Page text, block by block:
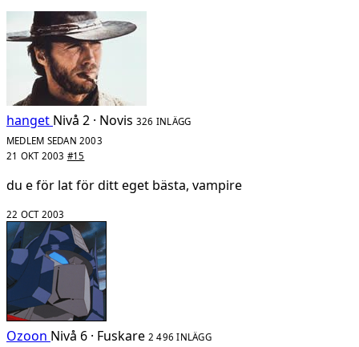
hanget Nivå 2 · Novis 326 INLÄGG
MEDLEM SEDAN 2003
21 OKT 2003 #15
du e för lat för ditt eget bästa, vampire
22 OCT 2003
Ozoon Nivå 6 · Fuskare 2 496 INLÄGG